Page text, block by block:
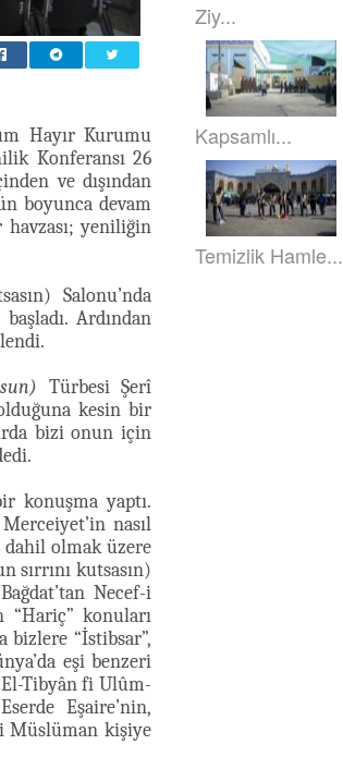
Hayır Kurumu
Konferansı 26
ve dışından
boyunca devam
havzası; yeniliğin
Salonu’nda
Ardından
Türbesi Şerî
kesin bir
bizi onun için
konuşma yaptı.
nasıl
dahil olmak üzere
sırrını kutsasın)
Necef-i
“Hariç” konuları
bizlere “İstibsar”,
eşi benzeri
Tibyân fi Ulûm-
Eşaire’nin,
Müslüman kişiye
Ziy...
Kapsamlı...
Temizlik Hamle...